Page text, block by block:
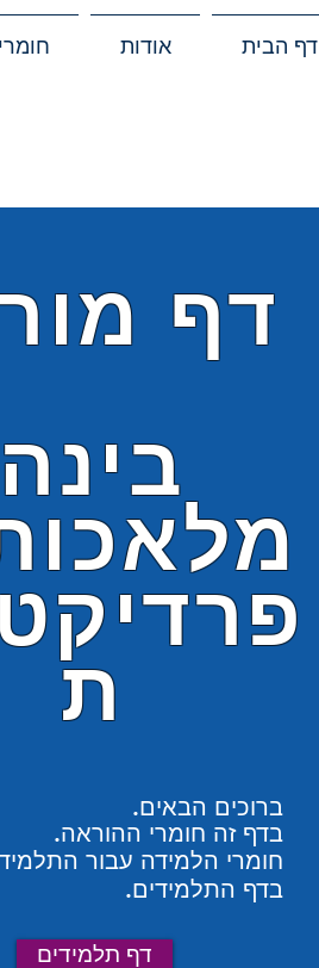
דף הבית אודות
דף
בינה
ת
ברוכים הבאים.
בדף זה חומרי ההוראה.
חומרי הלמידה עבור
בדף התלמידים.
דף תלמידים